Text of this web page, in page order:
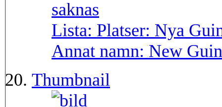
Lista: Platser: Nya
Annat namn: New
Thumbnail